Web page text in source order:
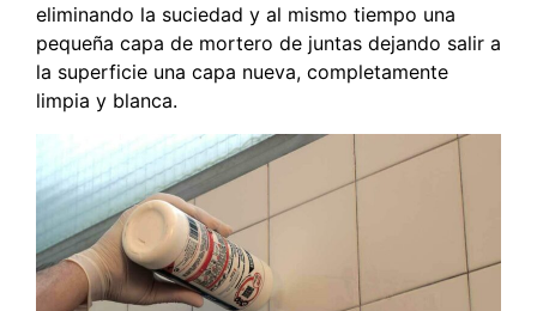
eliminando la suciedad y al mismo tiempo una
pequeña capa de mortero de juntas dejando salir a
la superficie una capa nueva, completamente
limpia y blanca.